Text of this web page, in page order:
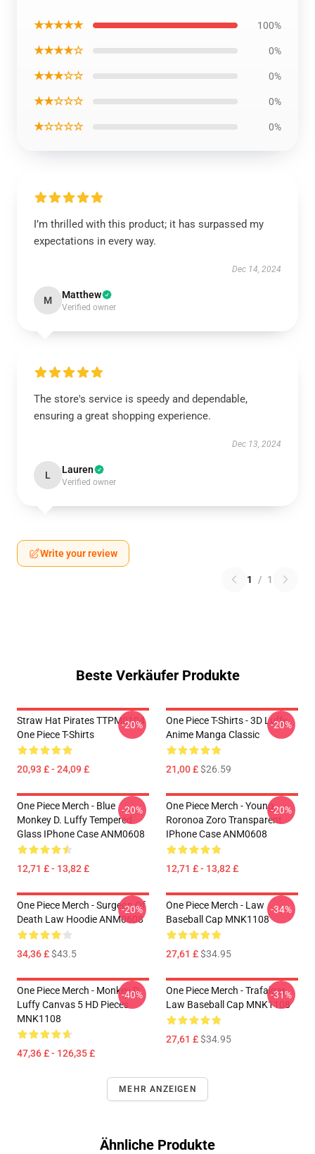
★★★★★ 100%
★★★★☆ 0%
★★★☆☆ 0%
★★☆☆☆ 0%
★☆☆☆☆ 0%
I’m thrilled with this product; it has surpassed my
expectations in every way.
Dec 14, 2024
M Matthew
Verified owner
The store's service is speedy and dependable,
ensuring a great shopping experience.
Dec 13, 2024
L Lauren
Verified owner
Write your review
1 / 1
Beste Verkäufer Produkte
Straw Hat Pirates TTPM0104
One Piece T-Shirts
20,93 £ - 24,09 £
-20%
One Piece T-Shirts - 3D Luffy
Anime Manga Classic
21,00 £$26.59
-20%
One Piece Merch - Blue
Monkey D. Luffy Tempered
Glass IPhone Case ANM0608
12,71 £ - 13,82 £
-20%
One Piece Merch - Young
Roronoa Zoro Transparent
IPhone Case ANM0608
12,71 £ - 13,82 £
-20%
One Piece Merch - Surgeon Of
Death Law Hoodie ANM0608
34,36 £$43.5
-20%
One Piece Merch - Law
Baseball Cap MNK1108
27,61 £$34.95
-34%
One Piece Merch - Monkey D.
Luffy Canvas 5 HD Pieces
MNK1108
47,36 £ - 126,35 £
-40%
One Piece Merch - Trafalgar
Law Baseball Cap MNK1108
27,61 £$34.95
-31%
MEHR ANZEIGEN
Ähnliche Produkte